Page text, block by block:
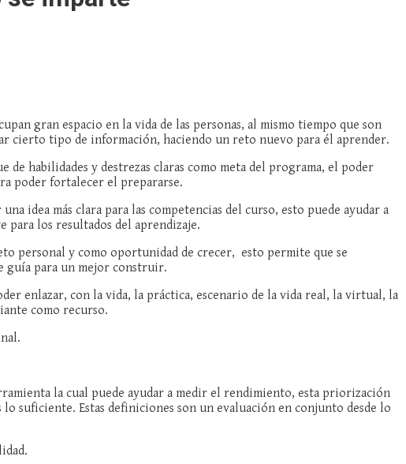
gran espacio en la vida de las personas, al mismo tiempo que son
cierto tipo de información, haciendo un reto nuevo para él aprender.
habilidades y destrezas claras como meta del programa, el poder
poder fortalecer el prepararse.
idea más clara para las competencias del curso, esto puede ayudar a
los resultados del aprendizaje.
personal y como oportunidad de crecer, esto permite que se
guía para un mejor construir.
enlazar, con la vida, la práctica, escenario de la vida real, la virtual, la
como recurso.
la cual puede ayudar a medir el rendimiento, esta priorización
suficiente. Estas definiciones son un evaluación en conjunto desde lo